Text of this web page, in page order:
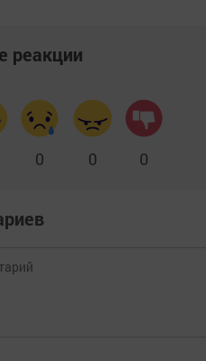
реакции
0 0 0